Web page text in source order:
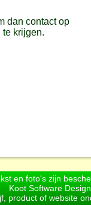
dan contact op
krijgen.
en foto's zijn
Koot Software
product of website